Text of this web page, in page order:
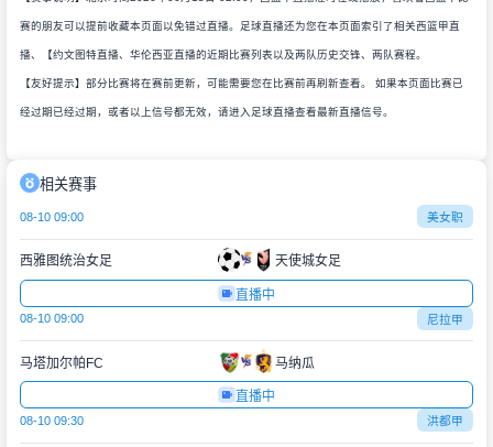
赛的朋友可以提前收藏本页面以免错过直播。足球直播还为您在本页面索引了相关西篮甲直
播、【约文图特直播、华伦西亚直播的近期比赛列表以及两队历史交锋、两队赛程。
【友好提示】部分比赛将在赛前更新，可能需要您在比赛前再刷新查看。 如果本页面比赛已
经过期已经过期，或者以上信号都无效，请进入足球直播查看最新直播信号。
相关赛事
08-10 09:00 美女职
西雅图统治女足 天使城女足
直播中
08-10 09:00 尼拉甲
马塔加尔帕FC 马纳瓜
直播中
08-10 09:30 洪都甲